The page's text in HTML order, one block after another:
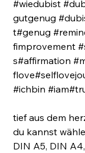
#wiedubist
gutgenug
t#genug
fimprovement
s#affirmation
#ichbin
tief aus dem
du kannst
DIN A5, DIN